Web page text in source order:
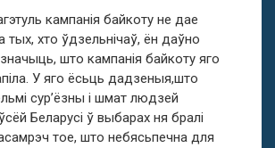
кампанія байкоту не дае
хто ўдзельнічаў, ён даўно
што кампанія байкоту яго
У яго ёсьць дадзеныя,што
сур’ёзны і шмат людзей
Беларусі ў выбарах ня бралі
тое, што небясьпечна для